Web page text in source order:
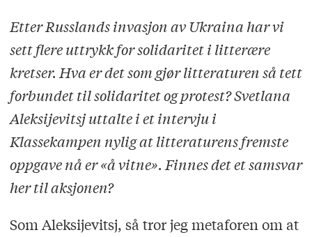
Etter Russlands invasjon av Ukraina har vi
sett flere uttrykk for solidaritet i litterære
kretser. Hva er det som gjør litteraturen så tett
forbundet til solidaritet og protest? Svetlana
Aleksijevitsj uttalte i et intervju i
Klassekampen nylig at litteraturens fremste
oppgave nå er «å vitne». Finnes det et samsvar
her til aksjonen?
Som Aleksijevitsj, så tror jeg metaforen om at